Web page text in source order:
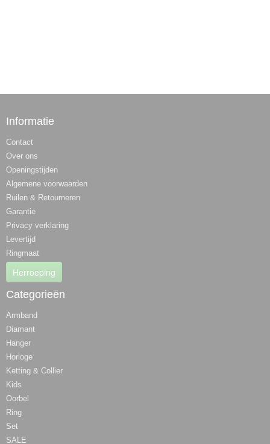
Informatie
Contact
Over ons
Openingstijden
Algemene voorwaarden
Ruilen & Retourneren
Garantie
Privacy verklaring
Levertijd
Ringmaat
Herroeping
Categorieën
Armband
Diamant
Hanger
Horloge
Ketting & Collier
Kids
Oorbel
Ring
Set
SALE